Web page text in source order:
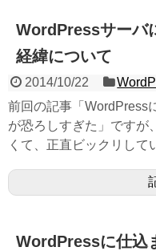
WordPressサーバ
経緯について
2014/10/22
前回の記事「WordPress
が恐ろしすぎた」ですが
くて、正直ビックリして
WordPressに仕込